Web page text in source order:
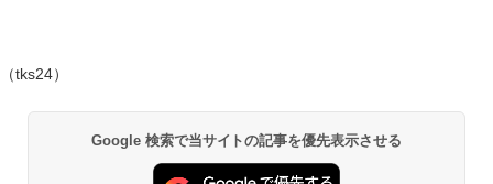
（tks24）
Google 検索で当サイトの記事を優先表示させる